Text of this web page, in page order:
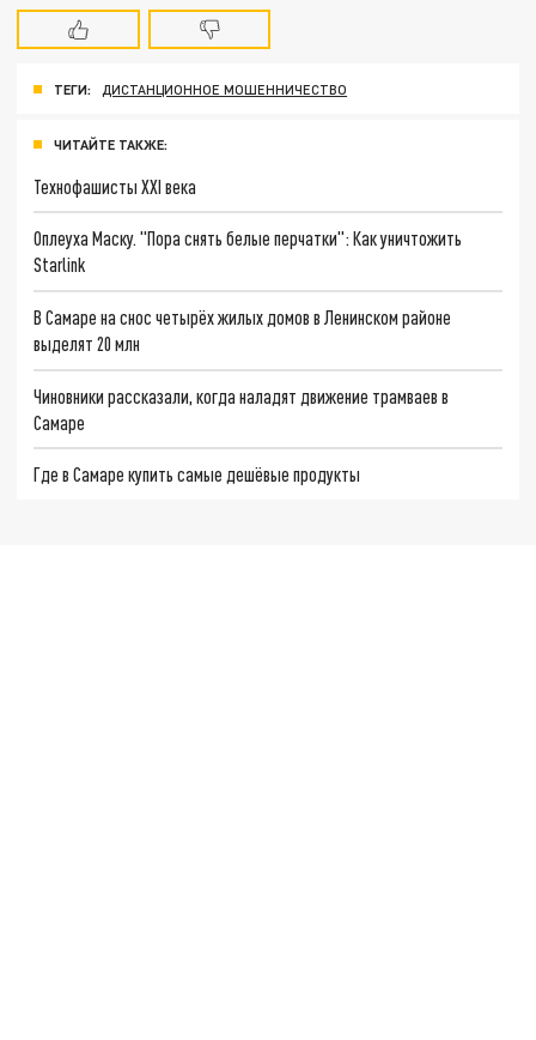
ТЕГИ: ДИСТАНЦИОННОЕ МОШЕННИЧЕСТВО
ЧИТАЙТЕ ТАКЖЕ:
Технофашисты XXI века
Оплеуха Маску. "Пора снять белые перчатки": Как уничтожить
Starlink
В Самаре на снос четырёх жилых домов в Ленинском районе
выделят 20 млн
Чиновники рассказали, когда наладят движение трамваев в
Самаре
Где в Самаре купить самые дешёвые продукты